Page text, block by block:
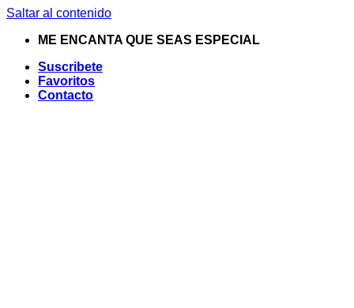
Saltar al contenido
ME ENCANTA QUE SEAS ESPECIAL
Suscribete
Favoritos
Contacto